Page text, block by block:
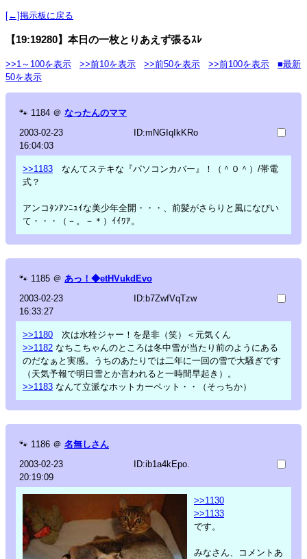
[←]掲示板に戻る
【19:19280】本日の一枚とりあえず張るｽﾚ
>>1～100を表示 >>前10を表示 >>前50を表示 >>前100を表示
■最新
50を表示
🐾 1184 ＠ なったんのママ
2003-02-23
16:04:03
ID:mNGIqIkKRo
>>1183 なんてステキな『パソコンカバー』！（＾０＾）/帯電
式？
アンコﾀﾝｱﾝﾆｭｲな美少年全開・・・、前髪がさらりと風になびい
て・・・（－。－＊）ｲｲﾜｱ。
🐾 1185 ＠ あっ！◆etHVukdEvo
2003-02-23
16:33:27
ID:b7ZwfVqTzw
>>1180 次は水栓ジャー！を是非（笑）＜元気くん
>>1182 なちこちゃんのところは冬中雪が当たり前のようにある
のだなぁと実感。うちのあたりでは二年に一回の雪で大騒ぎです
（天気予報で明日雪とか言われると一時間早起き）。
>>1183 なんて立派なホットカーペット・・（そっちか）
🐾 1186 ＠ 名無しさん
2003-02-23
20:19:09
ID:ib1a4kEpo.
>>1130
>>1133
です。
みなさん、コメントあ